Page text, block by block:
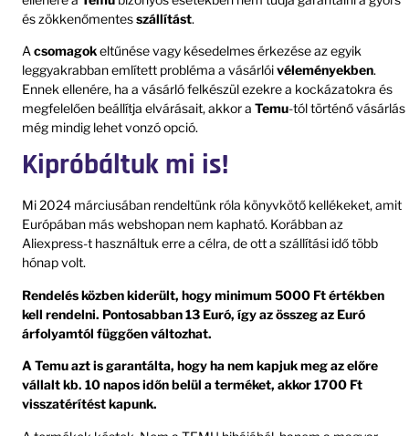
és zökkenőmentesszállítást.
Acsomagokeltűnése vagy késedelmes érkezése az egyik
leggyakrabban említett probléma a vásárlóivéleményekben.
Ennek ellenére, ha a vásárló felkészül ezekre a kockázatokra és
megfelelően beállítja elvárásait, akkor a Temu-tól történő vásárlás
még mindig lehet vonzó opció.
Kipróbáltuk mi is!
Mi 2024 márciusában rendeltünk róla könyvkötő kellékeket, amit
Európában más webshopan nem kapható. Korábban az
Aliexpress-t használtuk erre a célra, de ott a szállítási idő több
hónap volt.
Rendelés közben kiderült, hogy minimum 5000 Ft értékben
kell rendelni. Pontosabban 13 Euró, így az összeg az Euró
árfolyamtól függően változhat.
A Temu azt is garantálta, hogy ha nem kapjuk meg az előre
vállalt kb. 10 napos időn belül a terméket, akkor 1700 Ft
visszatérítést kapunk.